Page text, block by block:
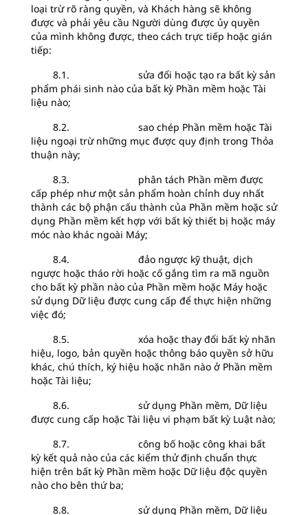
loại trừ rõ ràng quyền, và Khách hàng sẽ không
được và phải yêu cầu Người dùng được ủy quyền
của mình không được, theo cách trực tiếp hoặc gián
tiếp:
8.1. sửa đổi hoặc tạo ra bất kỳ sản
phẩm phái sinh nào của bất kỳ Phần mềm hoặc Tài
liệu nào;
8.2. sao chép Phần mềm hoặc Tài
liệu ngoại trừ những mục được quy định trong Thỏa
thuận này;
8.3. phân tách Phần mềm được
cấp phép như một sản phẩm hoàn chỉnh duy nhất
thành các bộ phận cấu thành của Phần mềm hoặc sử
dụng Phần mềm kết hợp với bất kỳ thiết bị hoặc máy
móc nào khác ngoài Máy;
8.4. đảo ngược kỹ thuật, dịch
ngược hoặc tháo rời hoặc cố gắng tìm ra mã nguồn
cho bất kỳ phần nào của Phần mềm hoặc Máy hoặc
sử dụng Dữ liệu được cung cấp để thực hiện những
việc đó;
8.5. xóa hoặc thay đổi bất kỳ nhãn
hiệu, logo, bản quyền hoặc thông báo quyền sở hữu
khác, chú thích, ký hiệu hoặc nhãn nào ở Phần mềm
hoặc Tài liệu;
8.6. sử dụng Phần mềm, Dữ liệu
được cung cấp hoặc Tài liệu vi phạm bất kỳ Luật nào;
8.7. công bố hoặc công khai bất
kỳ kết quả nào của các kiểm thử định chuẩn thực
hiện trên bất kỳ Phần mềm hoặc Dữ liệu độc quyền
nào cho bên thứ ba;
8.8. sử dụng Phần mềm, Dữ liệu